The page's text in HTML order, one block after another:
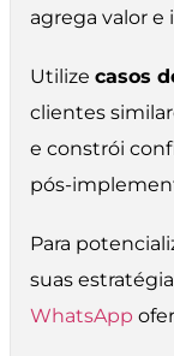
agrega valor e
Utilize casos
clientes
e constrói
pós-
Para
suas
WhatsApp